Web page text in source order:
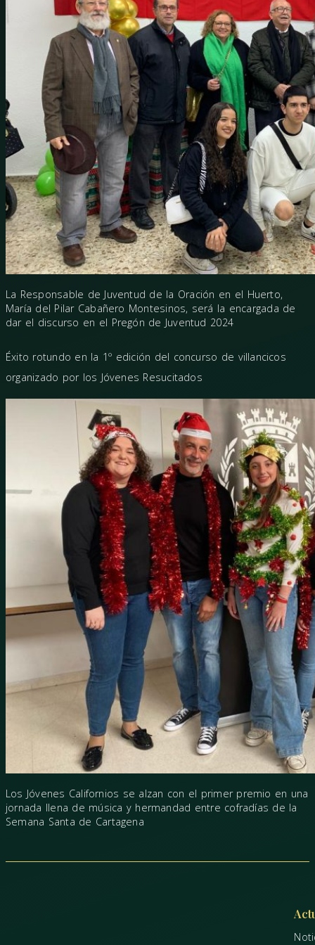
La Responsable de Juventud de la Oración en el Huerto,
María del Pilar Cabañero Montesinos, será la encargada de
dar el discurso en el Pregón de Juventud 2024
Éxito rotundo en la 1º edición del concurso de villancicos
organizado por los Jóvenes Resucitados
Los Jóvenes Californios se alzan con el primer premio en una
jornada llena de música y hermandad entre cofradías de la
Semana Santa de Cartagena